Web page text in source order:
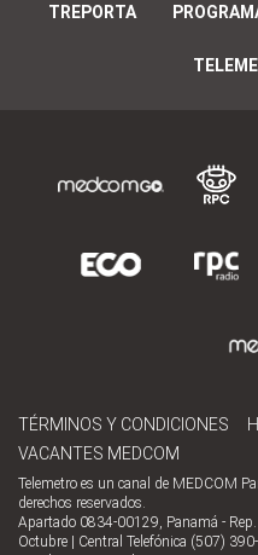
TREPORTA
TÉRMINOS Y CONDICIONES
VACANTES MEDCOM
Telemetro es un canal de MEDCOM
derechos reservados.
Apartado 0834-00129, Panamá -
Octubre | Central Telefónica (507)